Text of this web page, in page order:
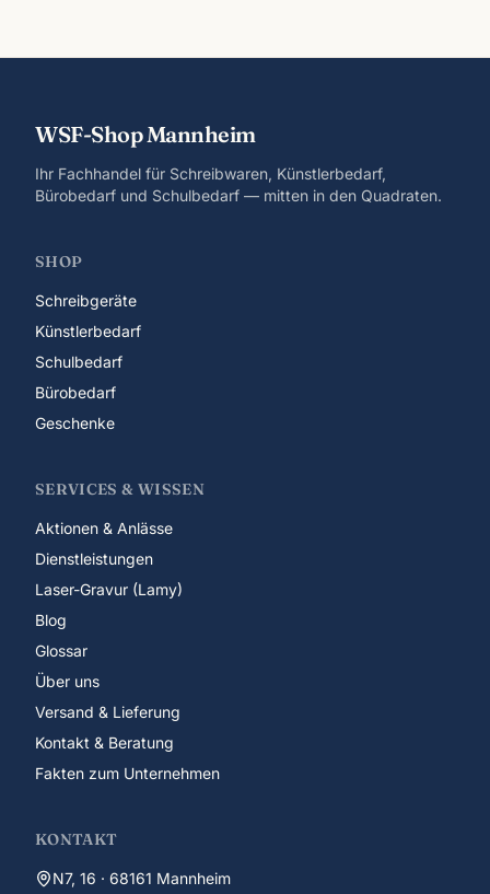
WSF-Shop Mannheim
Ihr Fachhandel für Schreibwaren, Künstlerbedarf,
Bürobedarf und Schulbedarf — mitten in den Quadraten.
SHOP
Schreibgeräte
Künstlerbedarf
Schulbedarf
Bürobedarf
Geschenke
SERVICES & WISSEN
Aktionen & Anlässe
Dienstleistungen
Laser-Gravur (Lamy)
Blog
Glossar
Über uns
Versand & Lieferung
Kontakt & Beratung
Fakten zum Unternehmen
KONTAKT
N7, 16 · 68161 Mannheim